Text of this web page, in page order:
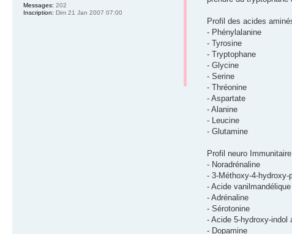
Profil des acides
- Phénylalanine
- Tyrosine
- Tryptophane
- Glycine
- Serine
- Thréonine
- Aspartate
- Alanine
- Leucine
- Glutamine
Profil neuro
- Noradrénaline
- 3-Méthoxy-4-hydroxy-
- Acide vanilmandélique
- Adrénaline
- Sérotonine
- Acide 5-hydroxy-indol
- Dopamine
Messages: 202
Inscription: Dim 21 Jan 2007 07:00